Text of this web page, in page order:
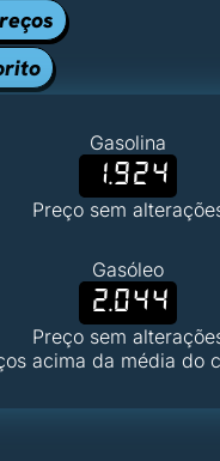
Gasolina
1.924
Preço sem
Gasóleo
2.044
Preço sem
acima da média do